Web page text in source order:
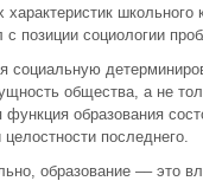
характеристик
с позиции социологии
социальную
общества, а не
функция образования
целостности последнего.
образование –– это